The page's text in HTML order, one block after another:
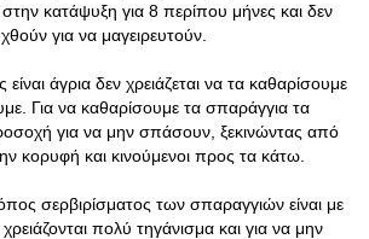
κατάψυξη για 8 περίπου μήνες και δεν
για να μαγειρευτούν.
άγρια δεν χρειάζεται να τα καθαρίσουμε
Για να καθαρίσουμε τα σπαράγγια τα
για να μην σπάσουν, ξεκινώντας από
κορυφή και κινούμενοι προς τα κάτω.
σερβιρίσματος των σπαραγγιών είναι με
πολύ τηγάνισμα και για να μην